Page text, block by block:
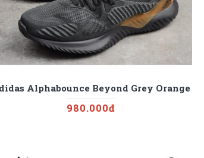
Alphabounce Beyond Grey Orange
980.000đ